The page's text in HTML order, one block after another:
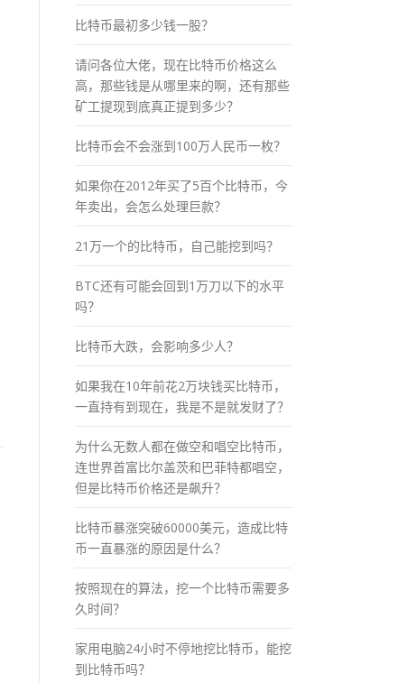
比特币最初多少钱一股？
请问各位大佬，现在比特币价格这么
高，那些钱是从哪里来的啊，还有那些
矿工提现到底真正提到多少？
比特币会不会涨到100万人民币一枚？
如果你在2012年买了5百个比特币，今
年卖出，会怎么处理巨款？
21万一个的比特币，自己能挖到吗？
BTC还有可能会回到1万刀以下的水平
吗？
比特币大跌，会影响多少人？
如果我在10年前花2万块钱买比特币，
一直持有到现在，我是不是就发财了？
为什么无数人都在做空和唱空比特币，
连世界首富比尔盖茨和巴菲特都唱空，
但是比特币价格还是飙升？
比特币暴涨突破60000美元，造成比特
币一直暴涨的原因是什么？
按照现在的算法，挖一个比特币需要多
久时间？
家用电脑24小时不停地挖比特币，能挖
到比特币吗？